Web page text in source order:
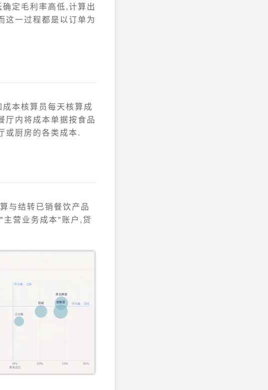
定毛利率高低,计算出
这一过程都是以订单为
本核算员每天核算成
厅内将成本单据按食品
或厨房的各类成本.
与结转已销餐饮产品
营业务成本"账户,贷